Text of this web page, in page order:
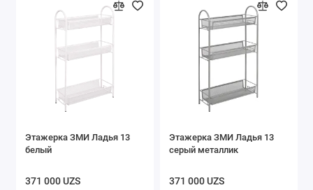
Этажерка ЗМИ Ладья 13
белый
371 000 UZS
Этажерка ЗМИ Ладья 13
серый металлик
371 000 UZS